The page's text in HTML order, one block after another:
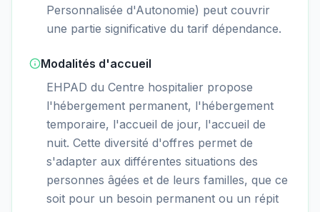
Personnalisée d'Autonomie) peut couvrir
une partie significative du tarif dépendance.
Modalités d'accueil
EHPAD du Centre hospitalier propose
l'hébergement permanent, l'hébergement
temporaire, l'accueil de jour, l'accueil de
nuit. Cette diversité d'offres permet de
s'adapter aux différentes situations des
personnes âgées et de leurs familles, que ce
soit pour un besoin permanent ou un répit